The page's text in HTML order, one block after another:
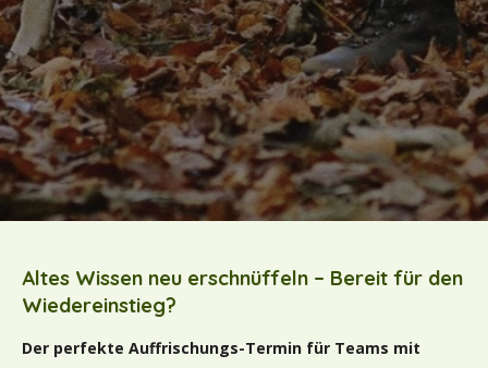
Altes Wissen neu erschnüffeln – Bereit für den
Wiedereinstieg?
Der perfekte Auffrischungs-Termin für Teams mit